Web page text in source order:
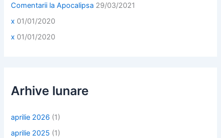
Comentarii la Apocalipsa 29/03/2021
x 01/01/2020
x 01/01/2020
Arhive lunare
aprilie 2026 (1)
aprilie 2025 (1)